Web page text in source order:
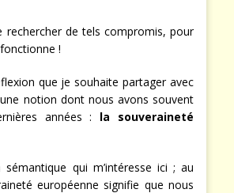
rechercher de tels compromis, pour
!
que je souhaite partager avec
notion dont nous avons souvent
années : la souveraineté
sémantique qui m’intéresse ici ; au
européenne signifie que nous